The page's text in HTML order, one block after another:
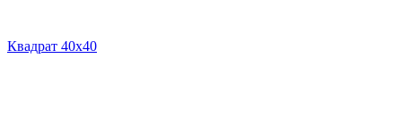
Квадрат 40х40